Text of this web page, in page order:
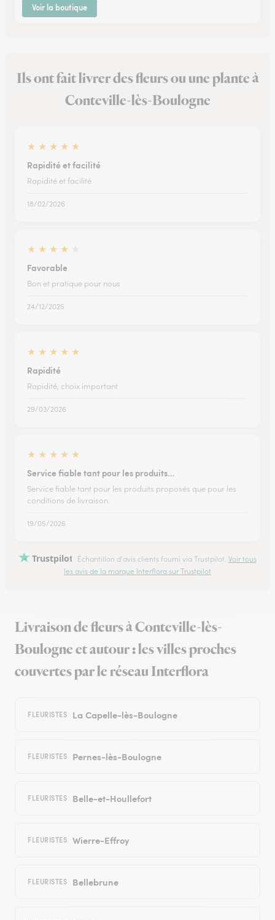
Voir la boutique
Ils ont fait livrer des fleurs ou une plante à
Conteville-lès-Boulogne
★ ★ ★ ★ ★
Rapidité et facilité
Rapidité et facilité
18/02/2026
★ ★ ★ ★
Favorable
Bon et pratique pour nous
24/12/2025
★ ★ ★ ★ ★
Rapidité
Rapidité, choix important
29/03/2026
★ ★ ★ ★ ★
Service fiable tant pour les produits…
Service fiable tant pour les produits proposés que pour les
conditions de livraison.
19/05/2026
Trustpilot Échantillon d'avis clients fourni via Trustpilot. Voir tous
les avis de la marque Interflora sur Trustpilot
Livraison de fleurs à Conteville-lès-
Boulogne et autour : les villes proches
couvertes par le réseau Interflora
FLEURISTES La Capelle-lès-Boulogne
FLEURISTES Pernes-lès-Boulogne
FLEURISTES Belle-et-Houllefort
FLEURISTES Wierre-Effroy
FLEURISTES Bellebrune